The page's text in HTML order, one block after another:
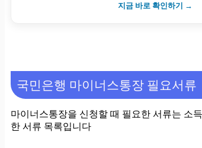
지금 바로 확인하기 →
국민은행 마이너스통장 필요서류
마이너스통장을 신청할 때 필요한 서류는 소
한 서류 목록입니다